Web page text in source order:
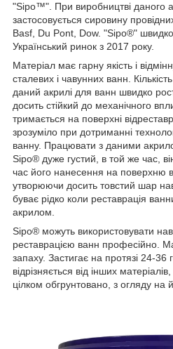
"Sipo™". При виробництві даного
застосовується сировину
Basf, Du Pont, Dow. "Sipo®"
Український ринок з 2017 року.
Матеріал має гарну якість і
сталевих і чавунних ванн.
даний акрилі для ванн швидко
досить стійкий до механічного
тримається на поверхні
зрозуміло при дотриманні
ванну. Працювати з даними
Sipo® дуже густий, в той же час,
час його нанесення на поверхню
утворюючи досить товстий шар
буває рідко коли реставрація
акрилом.
Sipo® можуть використовувати
реставрацією ванн професійно.
запаху. Застигає на протязі 24-36
відрізняється від інших
цілком обгрунтовано, з огляду на